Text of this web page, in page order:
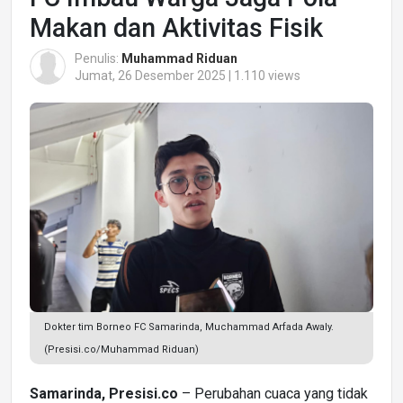
Makan dan Aktivitas Fisik
Penulis: Muhammad Riduan
Jumat, 26 Desember 2025 | 1.110 views
Dokter tim Borneo FC Samarinda, Muchammad Arfada Awaly.
(Presisi.co/Muhammad Riduan)
Samarinda, Presisi.co – Perubahan cuaca yang tidak